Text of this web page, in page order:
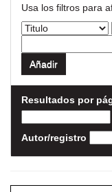
Usa los filtros para
Resultados por
Autor/registro